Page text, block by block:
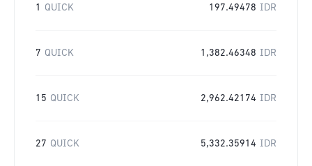
1 QUICK 197.49478 IDR
7 QUICK 1,382.46348 IDR
15 QUICK 2,962.42174 IDR
27 QUICK 5,332.35914 IDR